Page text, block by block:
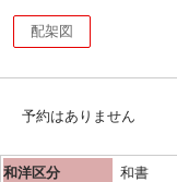
配架図
予約はありません
和洋区分 和書